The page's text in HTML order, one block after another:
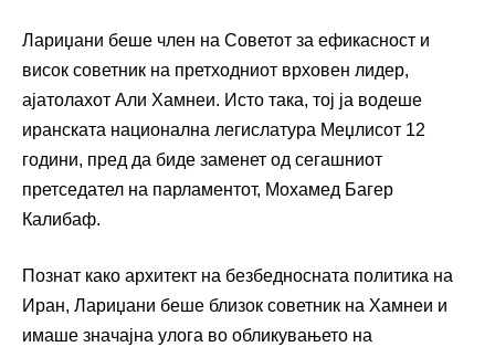
Лариџани беше член на Советот за ефикасност и
висок советник на претходниот врховен лидер,
ајатолахот Али Хамнеи. Исто така, тој ја водеше
иранската национална легислатура Меџлисот 12
години, пред да биде заменет од сегашниот
претседател на парламентот, Мохамед Багер
Калибаф.
Познат како архитект на безбедносната политика на
Иран, Лариџани беше близок советник на Хамнеи и
имаше значајна улога во обликувањето на